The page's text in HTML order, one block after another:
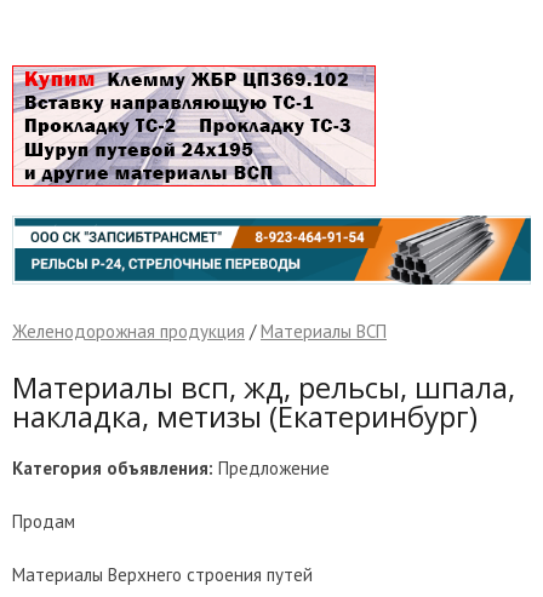
Желенодорожная продукция /Материалы ВСП
Материалы всп, жд, рельсы, шпала,
накладка, метизы (Екатеринбург)
Категория объявления: Предложение
Продам
Материалы Верхнего строения путей